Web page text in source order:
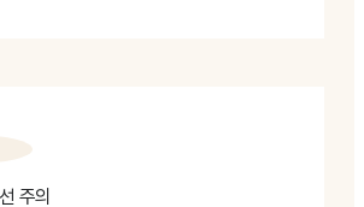
주의